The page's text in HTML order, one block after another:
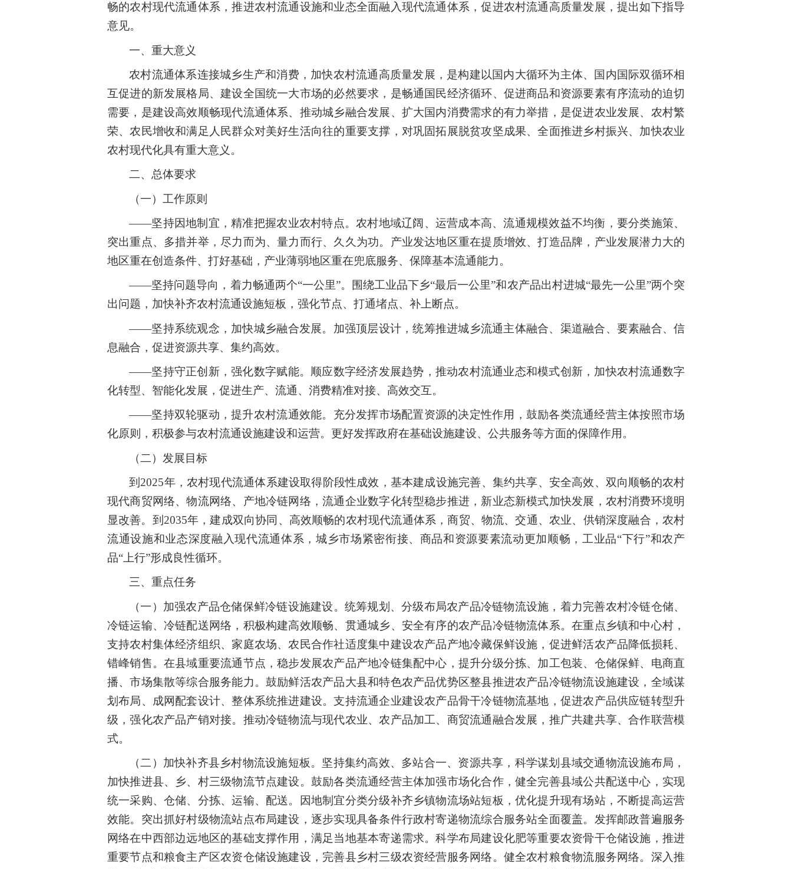
畅的农村现代流通体系，推进农村流通设施和业态全面融入现代流通体系，促进农村流通高质量发展，提出如下指导
意见。
一、重大意义
农村流通体系连接城乡生产和消费，加快农村流通高质量发展，是构建以国内大循环为主体、国内国际双循环相
互促进的新发展格局、建设全国统一大市场的必然要求，是畅通国民经济循环、促进商品和资源要素有序流动的迫切
需要，是建设高效顺畅现代流通体系、推动城乡融合发展、扩大国内消费需求的有力举措，是促进农业发展、农村繁
荣、农民增收和满足人民群众对美好生活向往的重要支撑，对巩固拓展脱贫攻坚成果、全面推进乡村振兴、加快农业
农村现代化具有重大意义。
二、总体要求
（一）工作原则
——坚持因地制宜，精准把握农业农村特点。农村地域辽阔、运营成本高、流通规模效益不均衡，要分类施策、
突出重点、多措并举，尽力而为、量力而行、久久为功。产业发达地区重在提质增效、打造品牌，产业发展潜力大的
地区重在创造条件、打好基础，产业薄弱地区重在兜底服务、保障基本流通能力。
——坚持问题导向，着力畅通两个“一公里”。围绕工业品下乡“最后一公里”和农产品出村进城“最先一公里”两个突
出问题，加快补齐农村流通设施短板，强化节点、打通堵点、补上断点。
——坚持系统观念，加快城乡融合发展。加强顶层设计，统筹推进城乡流通主体融合、渠道融合、要素融合、信
息融合，促进资源共享、集约高效。
——坚持守正创新，强化数字赋能。顺应数字经济发展趋势，推动农村流通业态和模式创新，加快农村流通数字
化转型、智能化发展，促进生产、流通、消费精准对接、高效交互。
——坚持双轮驱动，提升农村流通效能。充分发挥市场配置资源的决定性作用，鼓励各类流通经营主体按照市场
化原则，积极参与农村流通设施建设和运营。更好发挥政府在基础设施建设、公共服务等方面的保障作用。
（二）发展目标
到2025年，农村现代流通体系建设取得阶段性成效，基本建成设施完善、集约共享、安全高效、双向顺畅的农村
现代商贸网络、物流网络、产地冷链网络，流通企业数字化转型稳步推进，新业态新模式加快发展，农村消费环境明
显改善。到2035年，建成双向协同、高效顺畅的农村现代流通体系，商贸、物流、交通、农业、供销深度融合，农村
流通设施和业态深度融入现代流通体系，城乡市场紧密衔接、商品和资源要素流动更加顺畅，工业品“下行”和农产
品“上行”形成良性循环。
三、重点任务
（一）加强农产品仓储保鲜冷链设施建设。统筹规划、分级布局农产品冷链物流设施，着力完善农村冷链仓储、
冷链运输、冷链配送网络，积极构建高效顺畅、贯通城乡、安全有序的农产品冷链物流体系。在重点乡镇和中心村，
支持农村集体经济组织、家庭农场、农民合作社适度集中建设农产品产地冷藏保鲜设施，促进鲜活农产品降低损耗、
错峰销售。在县域重要流通节点，稳步发展农产品产地冷链集配中心，提升分级分拣、加工包装、仓储保鲜、电商直
播、市场集散等综合服务能力。鼓励鲜活农产品大县和特色农产品优势区整县推进农产品冷链物流设施建设，全域谋
划布局、成网配套设计、整体系统推进建设。支持流通企业建设农产品骨干冷链物流基地，促进农产品供应链转型升
级，强化农产品产销对接。推动冷链物流与现代农业、农产品加工、商贸流通融合发展，推广共建共享、合作联营模
式。
（二）加快补齐县乡村物流设施短板。坚持集约高效、多站合一、资源共享，科学谋划县域交通物流设施布局，
加快推进县、乡、村三级物流节点建设。鼓励各类流通经营主体加强市场化合作，健全完善县域公共配送中心，实现
统一采购、仓储、分拣、运输、配送。因地制宜分类分级补齐乡镇物流场站短板，优化提升现有场站，不断提高运营
效能。突出抓好村级物流站点布局建设，逐步实现具备条件行政村寄递物流综合服务站全面覆盖。发挥邮政普遍服务
网络在中西部边远地区的基础支撑作用，满足当地基本寄递需求。科学布局建设化肥等重要农资骨干仓储设施，推进
重要节点和粮食主产区农资仓储设施建设，完善县乡村三级农资经营服务网络。健全农村粮食物流服务网络。深入推